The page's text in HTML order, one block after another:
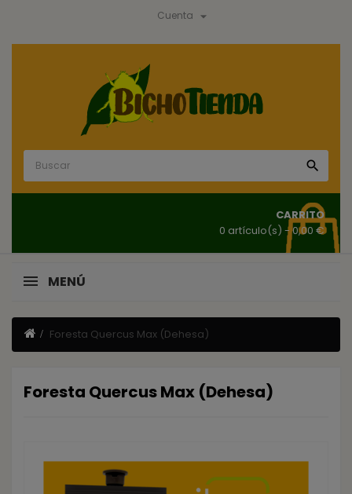
Cuenta 

CARRITO
0 artículo(s) - 0,00 €
MENÚ
Foresta Quercus Max (Dehesa)
Foresta Quercus Max (Dehesa)